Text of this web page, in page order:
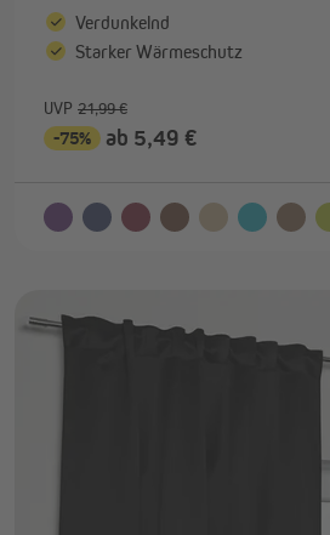
Verdunkelnd
Starker Wärmeschutz
UVP 21,99 €
-75% ab 5,49 €